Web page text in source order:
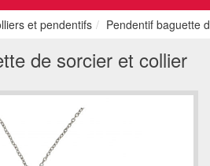
et pendentifs Pendentif baguette
de sorcier et collier